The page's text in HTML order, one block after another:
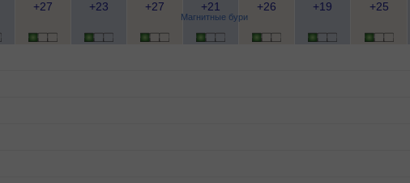
Магнитные бури
+27 +23 +27 +21 +26 +19 +25